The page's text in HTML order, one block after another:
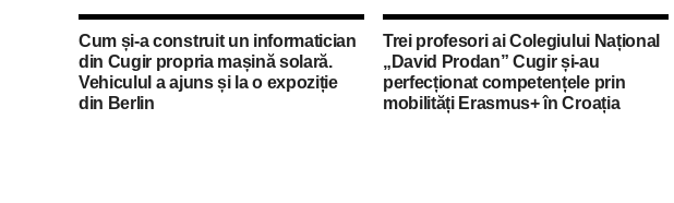
Cum și-a construit un informatician
din Cugir propria mașină solară.
Vehiculul a ajuns și la o expoziție
din Berlin
Trei profesori ai Colegiului Național
„David Prodan” Cugir și-au
perfecționat competențele prin
mobilități Erasmus+ în Croația